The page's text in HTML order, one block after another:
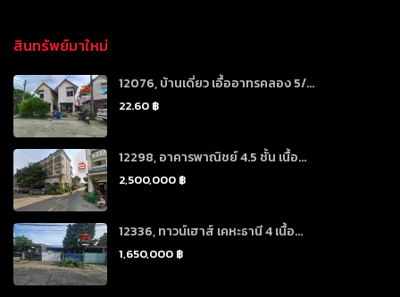
สินทรัพย์มาใหม่
12076, บ้านเดี่ยว เอื้ออาทรคลอง 5/...
22.60 ฿
12298, อาคารพาณิชย์ 4.5 ชั้น เนื้อ...
2,500,000 ฿
12336, ทาวน์เฮาส์ เคหะธานี 4 เนื้อ...
1,650,000 ฿